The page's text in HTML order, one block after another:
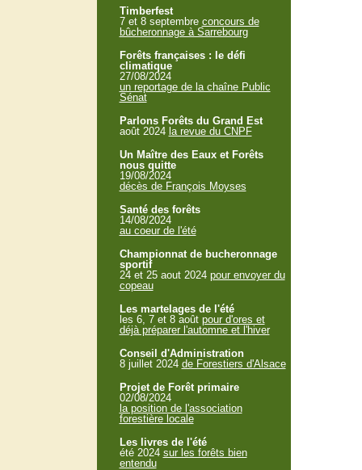
Timberfest
7 et 8 septembre concours de
bûcheronnage à Sarrebourg
Forêts françaises : le défi
climatique
27/08/2024
un reportage de la chaîne Public
Sénat
Parlons Forêts du Grand Est
août 2024 la revue du CNPF
Un Maître des Eaux et Forêts
nous quitte
19/08/2024
décès de François Moyses
Santé des forêts
14/08/2024
au coeur de l'été
Championnat de bucheronnage
sportif
24 et 25 aout 2024 pour envoyer du
copeau
Les martelages de l'été
les 6, 7 et 8 août pour d'ores et
déjà préparer l'automne et l'hiver
Conseil d'Administration
8 juillet 2024 de Forestiers d'Alsace
Projet de Forêt primaire
02/08/2024
la position de l'association
forestière locale
Les livres de l'été
été 2024 sur les forêts bien
entendu